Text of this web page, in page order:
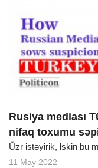
Rusiya mediası
nifaq toxumu
Üzr istəyirik, lskin bu
11 May 2022